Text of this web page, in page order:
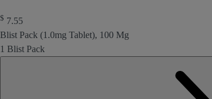
$ 7.55
Blist Pack (1.0mg Tablet), 100 Mg
1 Blist Pack